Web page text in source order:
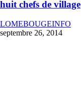
huit chefs de village
LOMEBOUGEINFO
septembre 26, 2014